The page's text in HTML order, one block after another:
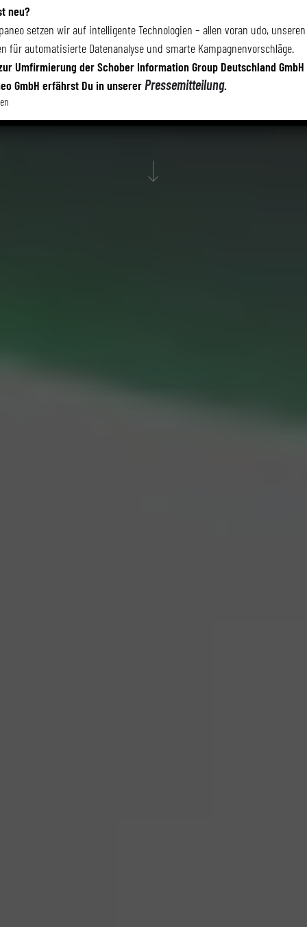
MARKETING &
DATA VALUE MANAGEMENT TRIFFT CUSTOMER
DATA PLATTFORM
neu?
setzen wir auf intelligente Technologien – allen voran udo,
für automatisierte Datenanalyse und smarte Kampagnenvorschläge.
Umfirmierung der Schober Information Group Deutschland
GmbH erfährst Du in unsererPressemitteilung.